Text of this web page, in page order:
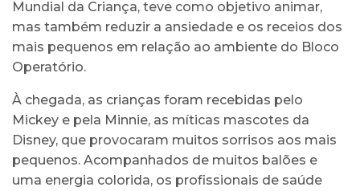
Mundial da Criança, teve como objetivo animar,
mas também reduzir a ansiedade e os receios dos
mais pequenos em relação ao ambiente do Bloco
Operatório.
À chegada, as crianças foram recebidas pelo
Mickey e pela Minnie, as míticas mascotes da
Disney, que provocaram muitos sorrisos aos mais
pequenos. Acompanhados de muitos balões e
uma energia colorida, os profissionais de saúde